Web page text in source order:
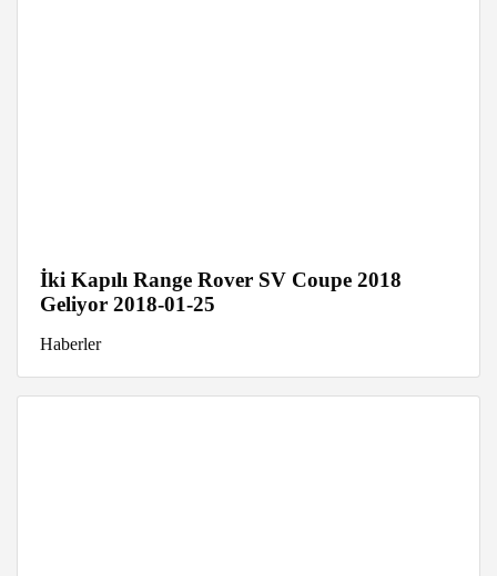
İki Kapılı Range Rover SV Coupe 2018
Geliyor 2018-01-25
Haberler